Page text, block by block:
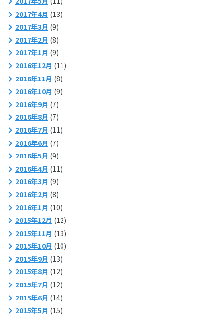
2017年4月 (13)
2017年3月 (9)
2017年2月 (8)
2017年1月 (9)
2016年12月 (11)
2016年11月 (8)
2016年10月 (9)
2016年9月 (7)
2016年8月 (7)
2016年7月 (11)
2016年6月 (7)
2016年5月 (9)
2016年4月 (11)
2016年3月 (9)
2016年2月 (8)
2016年1月 (10)
2015年12月 (12)
2015年11月 (13)
2015年10月 (10)
2015年9月 (13)
2015年8月 (12)
2015年7月 (12)
2015年6月 (14)
2015年5月 (15)